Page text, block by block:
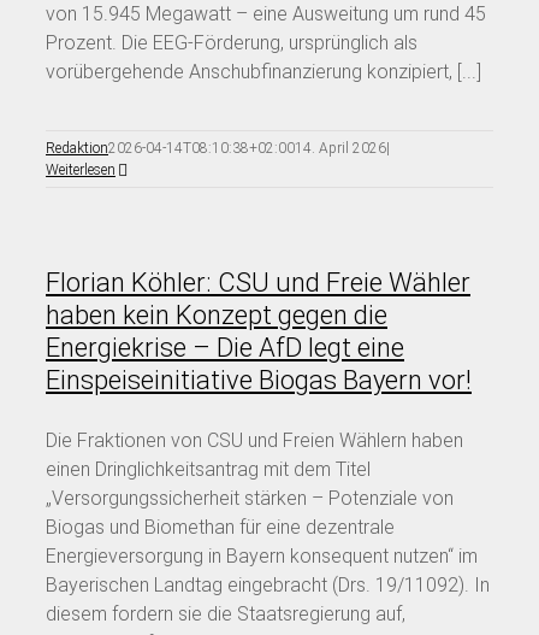
von 15.945 Megawatt – eine Ausweitung um rund 45
Prozent. Die EEG-Förderung, ursprünglich als
vorübergehende Anschubfinanzierung konzipiert, [...]
Redaktion2026-04-14T08:10:38+02:0014. April 2026|
Weiterlesen
Florian Köhler: CSU und Freie Wähler
haben kein Konzept gegen die
Energiekrise – Die AfD legt eine
Einspeiseinitiative Biogas Bayern vor!
Die Fraktionen von CSU und Freien Wählern haben
einen Dringlichkeitsantrag mit dem Titel
„Versorgungssicherheit stärken – Potenziale von
Biogas und Biomethan für eine dezentrale
Energieversorgung in Bayern konsequent nutzen“ im
Bayerischen Landtag eingebracht (Drs. 19/11092). In
diesem fordern sie die Staatsregierung auf,